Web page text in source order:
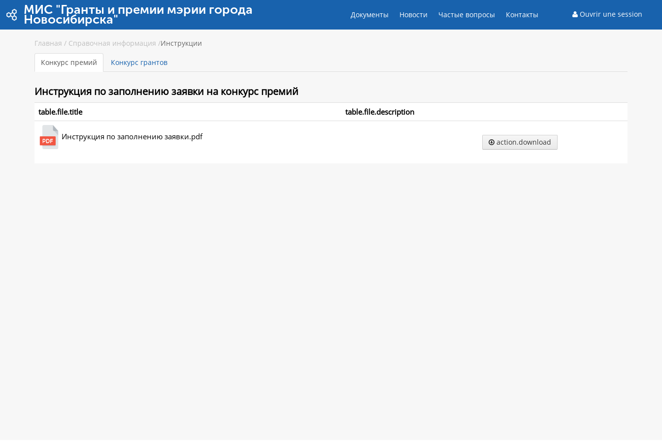
Saut au contenu
МИС "Гранты и премии мэрии города
Новосибирска" Документы Новости Частые вопросы Контакты Ouvrir une session
Главная / Справочная информация /Инструкции
Конкурс премий Конкурс грантов
Инструкция по заполнению заявки на конкурс премий
table.file.title table.file.description
Инструкция по заполнению заявки.pdf
action.download